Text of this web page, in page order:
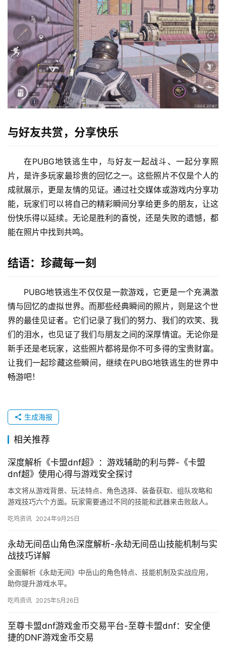
与好友共赏，分享快乐
在PUBG地铁逃生中，与好友一起战斗、一起分享照
片，是许多玩家最珍贵的回忆之一。这些照片不仅是个人的
成就展示，更是友情的见证。通过社交媒体或游戏内分享功
能，玩家们可以将自己的精彩瞬间分享给更多的朋友，让这
份快乐得以延续。无论是胜利的喜悦，还是失败的遗憾，都
能在照片中找到共鸣。
结语：珍藏每一刻
PUBG地铁逃生不仅仅是一款游戏，它更是一个充满激
情与回忆的虚拟世界。而那些经典瞬间的照片，则是这个世
界的最佳见证者。它们记录了我们的努力、我们的欢笑、我
们的泪水，也见证了我们与朋友之间的深厚情谊。无论你是
新手还是老玩家，这些照片都将是你不可多得的宝贵财富。
让我们一起珍藏这些瞬间，继续在PUBG地铁逃生的世界中
畅游吧！
生成海报
相关推荐
深度解析《卡盟dnf超》：游戏辅助的利与弊-《卡盟
dnf超》使用心得与游戏安全探讨
本文将从游戏背景、玩法特点、角色选择、装备获取、组队攻略和
游戏技巧六个方面。玩家需要通过不同的技能和武器来击败敌人。
吃鸡资讯 2024年9月25日
永劫无间岳山角色深度解析-永劫无间岳山技能机制与实
战技巧详解
全面解析《永劫无间》中岳山的角色特点、技能机制及实战应用，
助你提升游戏水平。
吃鸡资讯 2025年5月26日
至尊卡盟dnf游戏金币交易平台-至尊卡盟dnf：安全便
捷的DNF游戏金币交易